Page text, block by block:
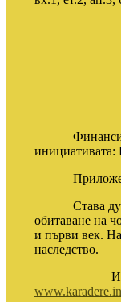
Финансиране
инициативата:
Става
обитаване на
и първи век.
наследство.